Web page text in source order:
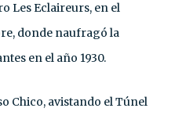
Les Eclaireurs, en el
donde naufragó la
en el año 1930.
Chico, avistando el Túnel